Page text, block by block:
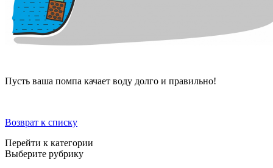
Пусть ваша помпа качает воду долго и правильно!
Возврат к списку
Перейти к категории
Выберите рубрику